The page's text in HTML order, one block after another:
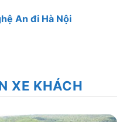
An đi Hà Nội
XE KHÁCH